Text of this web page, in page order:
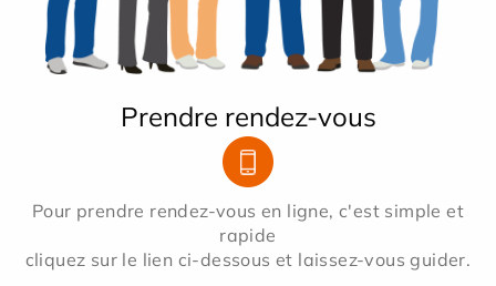
Prendre rendez-vous
Pour prendre rendez-vous en ligne, c'est simple et
rapide
cliquez sur le lien ci-dessous et laissez-vous guider.